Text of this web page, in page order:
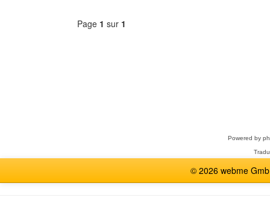
Page 1 sur 1
Powered by
© 2026 webme